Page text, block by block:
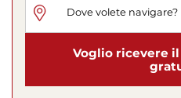
Voglio ricevere